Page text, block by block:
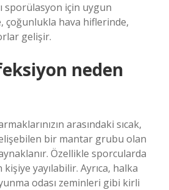
sporülasyon için uygun
çoğunlukla hava hiflerinde,
gelişir.
neden
arasındaki sıcak,
bir mantar grubu olan
Özellikle sporcularda
kişiye yayılabilir. Ayrıca, halka
odası zeminleri gibi kirli